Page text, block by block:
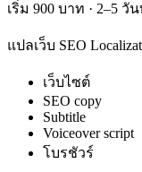
เริ่ม 900 บาท · 2–5 วั
แปลเว็บ SEO
เว็บไซต์
SEO copy
Subtitle
Voiceover script
โบรชัวร์